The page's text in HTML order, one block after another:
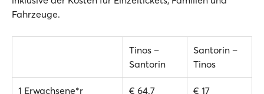
Fahrzeuge.
Tinos –
Santorin
Santorin –
Tinos
1 Erwachsene*r € 64.7 € 17